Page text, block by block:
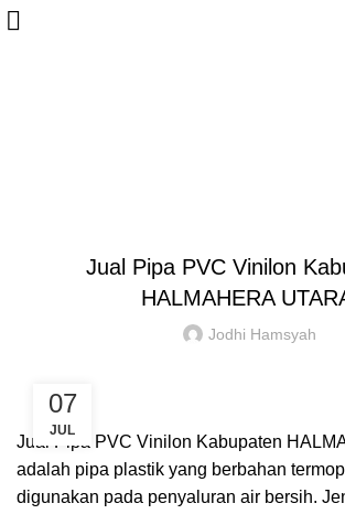
Jual Pipa PVC Vinilon
HALMAHERA
Jodhi Hamsyah
07
JUL
Jual Pipa PVC Vinilon Kabupaten
adalah pipa plastik yang berbahan
digunakan pada penyaluran air bersih.